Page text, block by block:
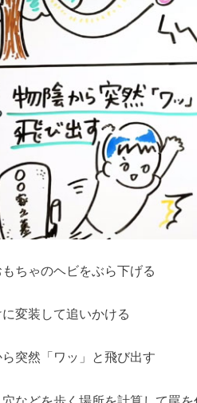
もちゃのヘビをぶら下げる
に変装して追いかける
ら突然「ワッ」と飛び出す